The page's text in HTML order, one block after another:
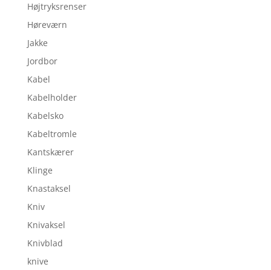
Højtryksrenser
Høreværn
Jakke
Jordbor
Kabel
Kabelholder
Kabelsko
Kabeltromle
Kantskærer
Klinge
Knastaksel
Kniv
Knivaksel
Knivblad
knive